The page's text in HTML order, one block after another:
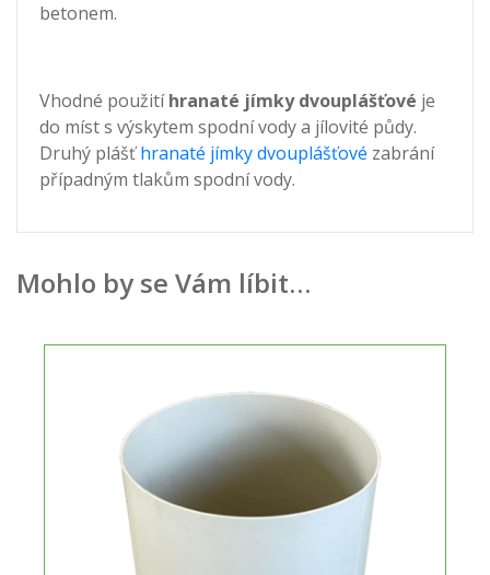
betonem.
Vhodné použitíhranaté jímky dvouplášťové je
do míst s výskytem spodní vody a jílovité půdy.
Druhý plášťhranaté jímky dvouplášťové zabrání
případným tlakům spodní vody.
Mohlo by se Vám líbit…